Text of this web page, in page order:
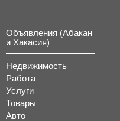
Объявления (Абакан
и Хакасия)
Недвижимость
Работа
Услуги
Товары
Авто